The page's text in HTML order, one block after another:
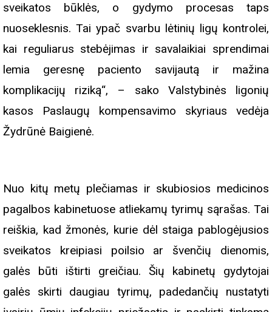
sveikatos būklės, o gydymo procesas taps
nuoseklesnis. Tai ypač svarbu lėtinių ligų kontrolei,
kai reguliarus stebėjimas ir savalaikiai sprendimai
lemia geresnę paciento savijautą ir mažina
komplikacijų riziką“, – sako Valstybinės ligonių
kasos Paslaugų kompensavimo skyriaus vedėja
Žydrūnė Baigienė.
Nuo kitų metų plečiamas ir skubiosios medicinos
pagalbos kabinetuose atliekamų tyrimų sąrašas. Tai
reiškia, kad žmonės, kurie dėl staiga pablogėjusios
sveikatos kreipiasi poilsio ar švenčių dienomis,
galės būti ištirti greičiau. Šių kabinetų gydytojai
galės skirti daugiau tyrimų, padedančių nustatyti